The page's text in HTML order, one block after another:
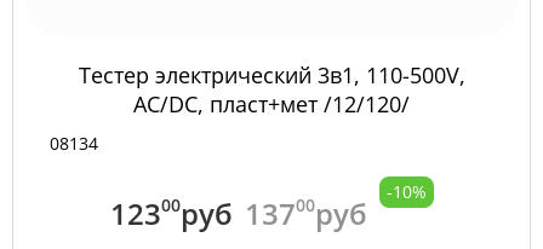
Тестер электрический 3в1, 110-500V,
AC/DC, пласт+мет /12/120/
08134
12300руб 13700руб
-10%